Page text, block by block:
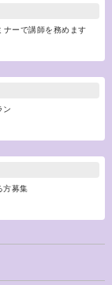
ナーで講師を務めます
ン
方募集